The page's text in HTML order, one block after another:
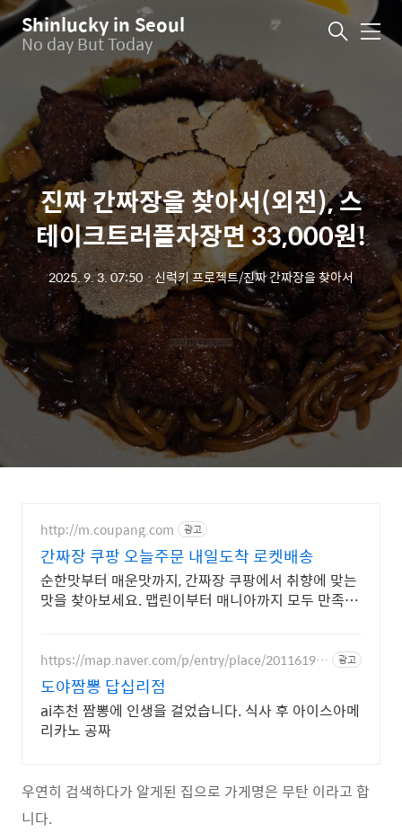
Shinlucky in Seoul
No day But Today 메
진짜 간짜장을 찾아서(외전), 스
테이크트러플자장면 33,000원!
2025. 9. 3. 07:50ㆍ신럭키 프로젝트/진짜 간짜장을 찾아서
http://m.coupang.com 광고
간짜장 쿠팡 오늘주문 내일도착 로켓배송
순한맛부터 매운맛까지, 간짜장 쿠팡에서 취향에 맞는
맛을 찾아보세요. 맵린이부터 매니아까지 모두 만족!
https://map.naver.com/p/entry/place/20116194 광고
도야짬뽕 답십리점
ai추천 짬뽕에 인생을 걸었습니다. 식사 후 아이스아메
리카노 공짜
우연히 검색하다가 알게된 집으로 가게명은 무탄 이라고 합
니다.